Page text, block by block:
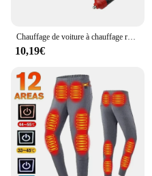
Chauffage de voiture à chauffage rapide, dél'offre buage de pare-brise, anti-buée, faible bruit, gel, neige, machine de dél'offre buage, accessoires automobiles, 12V, 24V
10,19€